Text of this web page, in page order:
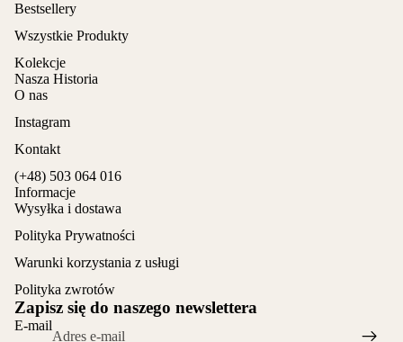
Bestsellery
Wszystkie Produkty
Kolekcje
Nasza Historia
O nas
Instagram
Kontakt
(+48) 503 064 016
Informacje
Wysyłka i dostawa
Polityka Prywatności
Warunki korzystania z usługi
Polityka zwrotów
Zapisz się do naszego newslettera
E-mail